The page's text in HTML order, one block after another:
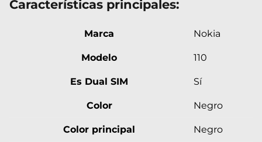
Características principales:
Marca Nokia
Modelo 110
Es Dual SIM Sí
Color Negro
Color principal Negro